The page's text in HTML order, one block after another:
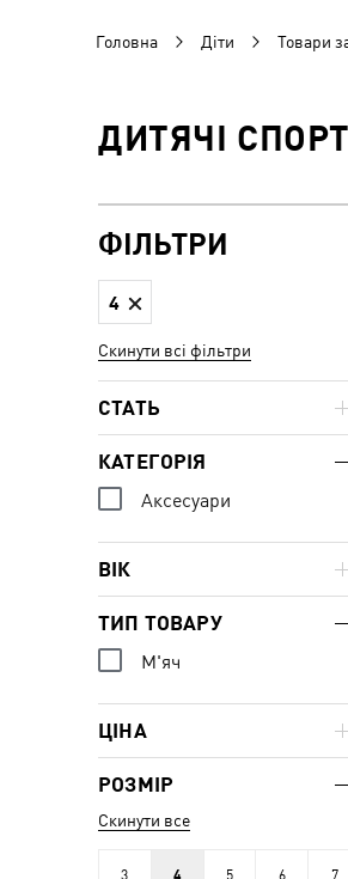
Головна Діти Товари
ДИТЯЧІ
ФІЛЬТРИ
4
Скинути всі фільтри
СТАТЬ
КАТЕГОРІЯ
Аксесуари
ВІК
ТИП ТОВАРУ
М'яч
ЦІНА
РОЗМІР
Скинути все
3 4 5 6 7